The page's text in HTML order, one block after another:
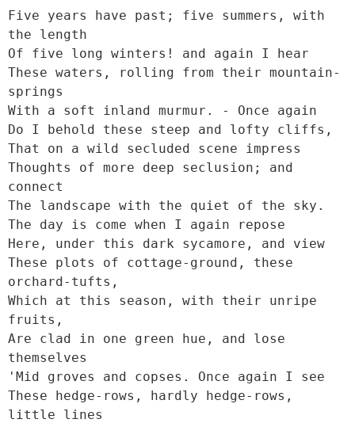
Five years have past; five summers, with
the length
Of five long winters! and again I hear
These waters, rolling from their mountain-
springs
With a soft inland murmur. - Once again
Do I behold these steep and lofty cliffs,
That on a wild secluded scene impress
Thoughts of more deep seclusion; and
connect
The landscape with the quiet of the sky.
The day is come when I again repose
Here, under this dark sycamore, and view
These plots of cottage-ground, these
orchard-tufts,
Which at this season, with their unripe
fruits,
Are clad in one green hue, and lose
themselves
'Mid groves and copses. Once again I see
These hedge-rows, hardly hedge-rows,
little lines